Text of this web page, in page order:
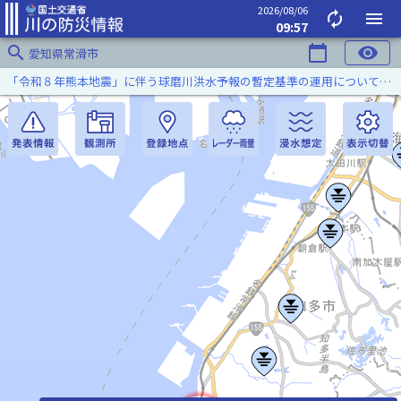
2026/08/06
09:57 autorenew
menu
search 愛知県常滑市 calendar_today visibility
「令和８年熊本地震」に伴う球磨川洪水予報の暫定基準の運用について（令和８年８月５日）